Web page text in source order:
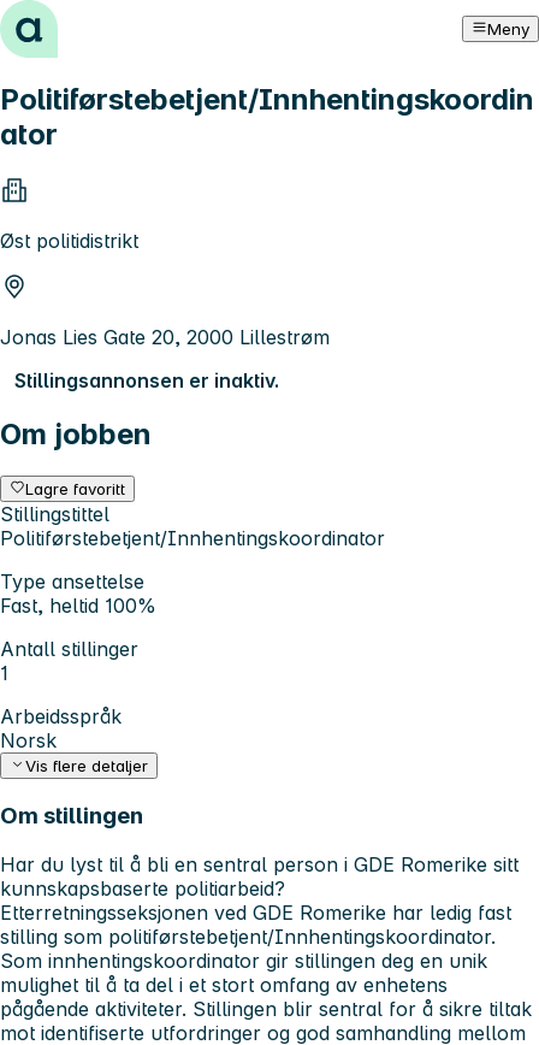
Hopp til innhold Meny
Politiførstebetjent/Innhentingskoordin
ator
Øst politidistrikt
Jonas Lies Gate 20, 2000 Lillestrøm
Stillingsannonsen er inaktiv.
Om jobben
Lagre favoritt
Stillingstittel
Politiførstebetjent/Innhentingskoordinator
Type ansettelse
Fast, heltid 100%
Antall stillinger
1
Arbeidsspråk
Norsk
Vis flere detaljer
Om stillingen
Har du lyst til å bli en sentral person i GDE Romerike sitt
kunnskapsbaserte politiarbeid?
Etterretningsseksjonen ved GDE Romerike har ledig fast
stilling som politiførstebetjent/Innhentingskoordinator.
Som innhentingskoordinator gir stillingen deg en unik
mulighet til å ta del i et stort omfang av enhetens
pågående aktiviteter. Stillingen blir sentral for å sikre tiltak
mot identifiserte utfordringer og god samhandling mellom